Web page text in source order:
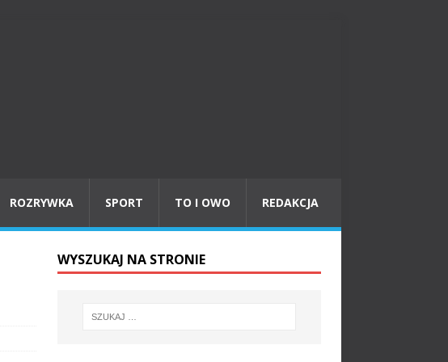
ROZRYWKA SPORT TO I OWO REDAKCJA
WYSZUKAJ NA STRONIE